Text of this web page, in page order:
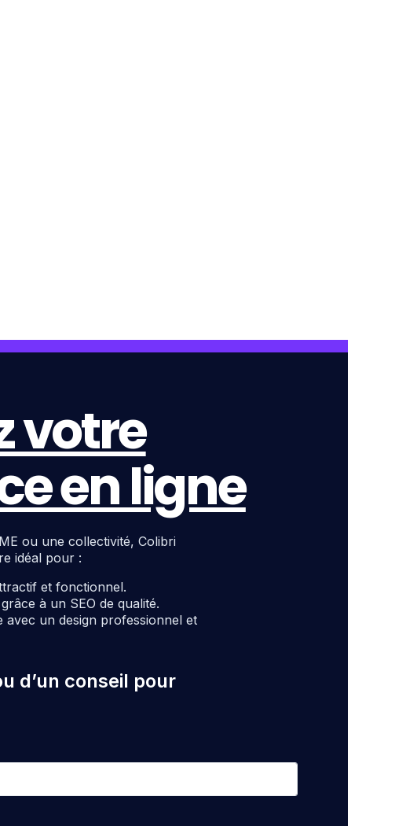
votre
en ligne
ou une collectivité, Colibri
idéal pour :
et fonctionnel.
à un SEO de qualité.
avec un design professionnel et
d’un conseil pour